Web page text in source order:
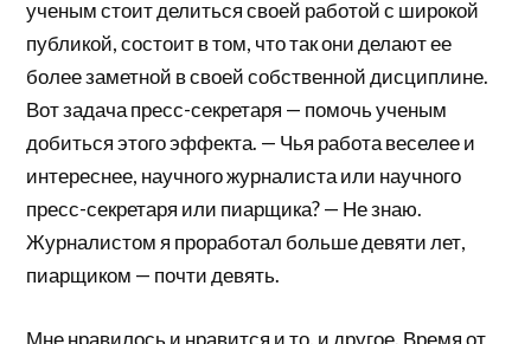
ученым стоит делиться своей работой с широкой
публикой, состоит в том, что так они делают ее
более заметной в своей собственной дисциплине.
Вот задача пресс-секретаря — помочь ученым
добиться этого эффекта. — Чья работа веселее и
интереснее, научного журналиста или научного
пресс-секретаря или пиарщика? — Не знаю.
Журналистом я проработал больше девяти лет,
пиарщиком — почти девять.
Мне нравилось и нравится и то, и другое. Время от